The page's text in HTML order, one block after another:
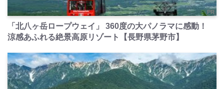
PR
「北八ヶ岳ロープウェイ」 360度の大パノラマに感動！
涼感あふれる絶景高原リゾート【長野県茅野市】